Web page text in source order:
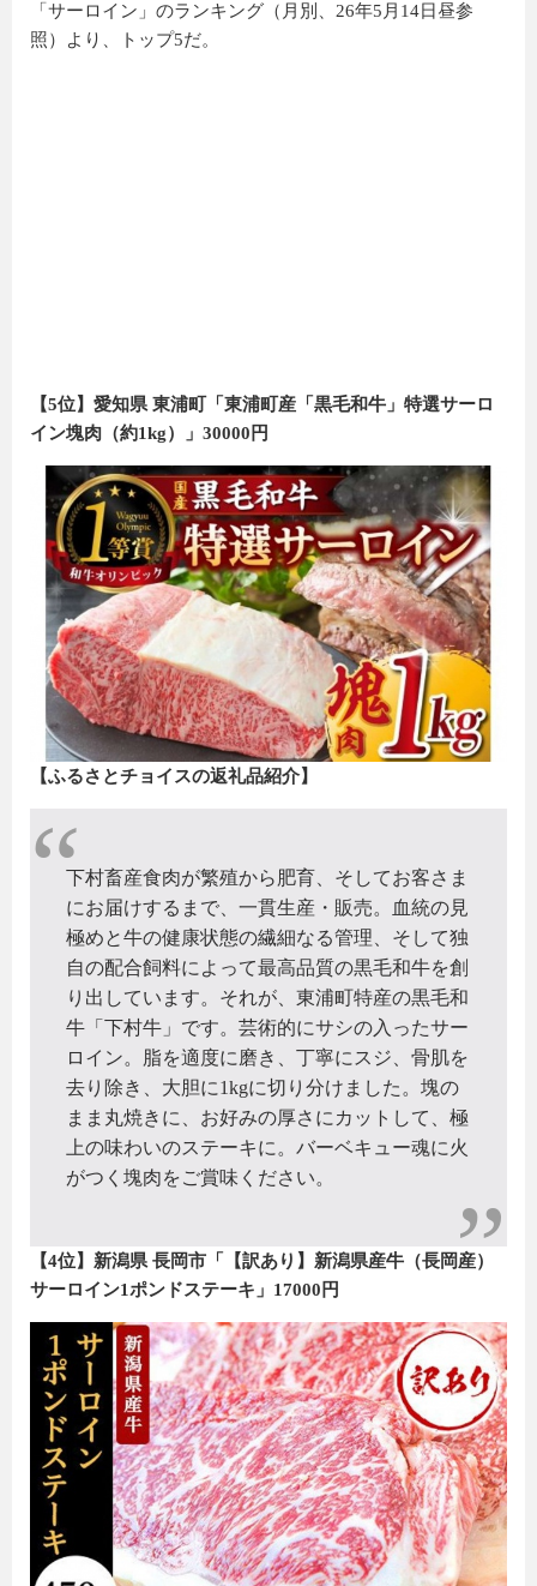
「サーロイン」のランキング（月別、26年5月14日昼参
照）より、トップ5だ。
【5位】愛知県 東浦町「東浦町産「黒毛和牛」特選サーロ
イン塊肉（約1kg）」30000円
【ふるさとチョイスの返礼品紹介】
下村畜産食肉が繁殖から肥育、そしてお客さま
にお届けするまで、一貫生産・販売。血統の見
極めと牛の健康状態の繊細なる管理、そして独
自の配合飼料によって最高品質の黒毛和牛を創
り出しています。それが、東浦町特産の黒毛和
牛「下村牛」です。芸術的にサシの入ったサー
ロイン。脂を適度に磨き、丁寧にスジ、骨肌を
去り除き、大胆に1kgに切り分けました。塊の
まま丸焼きに、お好みの厚さにカットして、極
上の味わいのステーキに。バーベキュー魂に火
がつく塊肉をご賞味ください。
【4位】新潟県 長岡市「【訳あり】新潟県産牛（長岡産）
サーロイン1ポンドステーキ」17000円